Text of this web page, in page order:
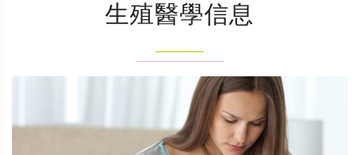
生殖醫學信息